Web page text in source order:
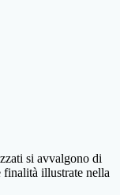
si avvalgono di
finalità illustrate nella